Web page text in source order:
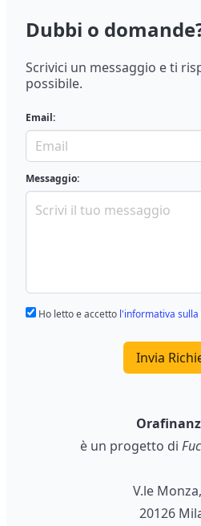
Dubbi o
Scrivici un messaggio e ti
possibile.
Email:
Messaggio:
Ho letto e accetto l'informativa sulla
Invia
è un progetto di
V.le
20126